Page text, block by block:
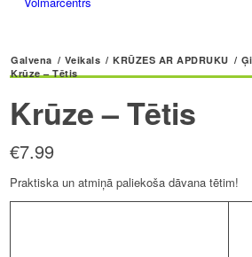
Galvena / Veikals / KRŪZES AR APDRUKU /
Krūze – Tētis
Krūze – Tētis
€7.99
Praktiska un atmiņā paliekoša dāvana tētim!